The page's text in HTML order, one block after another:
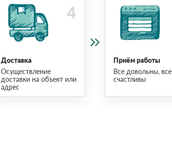
Доставка
Осуществление
доставки на объект или
адрес
Приём работы
Все довольны, все
счастливы